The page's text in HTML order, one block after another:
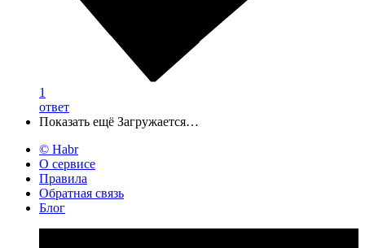
1
ответ
Показать ещё Загружается…
© Habr
О сервисе
Правила
Обратная связь
Блог